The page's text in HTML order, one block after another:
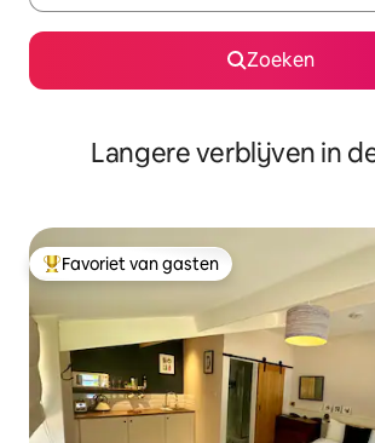
Zoeken
Langere verblijven in
Topfavoriet van gasten
Favoriet van gasten